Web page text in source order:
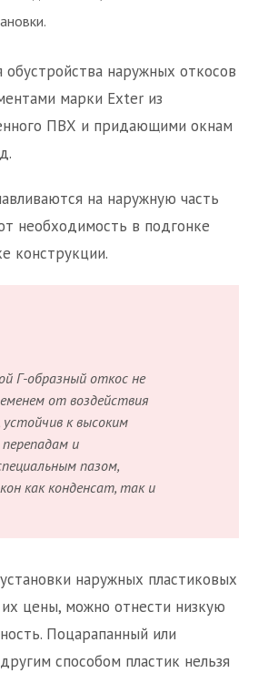
наружных откосов
марки Exter из
ПВХ и придающими окнам
на наружную часть
необходимость в подгонке
конструкции.
Г-образный откос не
от воздействия
устойчив к высоким
и
пазом,
как конденсат, так и
наружных пластиковых
цены, можно отнести низкую
Поцарапанный или
способом пластик нельзя